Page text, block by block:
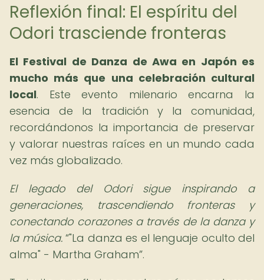
Reflexión final: El espíritu del
Odori trasciende fronteras
El Festival de Danza de Awa en Japón es
mucho más que una celebración cultural
local. Este evento milenario encarna la
esencia de la tradición y la comunidad,
recordándonos la importancia de preservar
y valorar nuestras raíces en un mundo cada
vez más globalizado.
El legado del Odori sigue inspirando a
generaciones, trascendiendo fronteras y
conectando corazones a través de la danza y
la música. "La danza es el lenguaje oculto del
alma" - Martha Graham .